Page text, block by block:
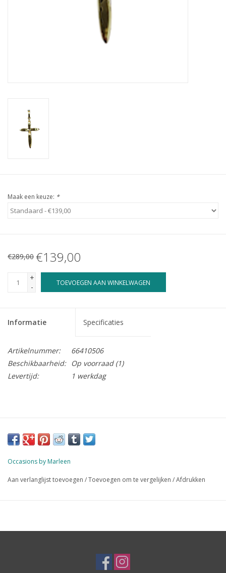
Maak een keuze: *
€289,00 €139,00
+
-
TOEVOEGEN AAN WINKELWAGEN
Informatie Specificaties
Artikelnummer:
66410506
Beschikbaarheid:
Op voorraad(1)
Levertijd:
1 werkdag
Occasions by Marleen
Aan verlanglijst toevoegen /Toevoegen om te vergelijken /Afdrukken